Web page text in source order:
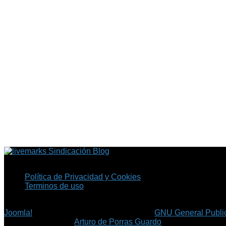
Sindicación Blog
Política de Privacidad y Cookies
Terminos de uso
Joomla!
GNU General
©Arturo de Porras Guardo